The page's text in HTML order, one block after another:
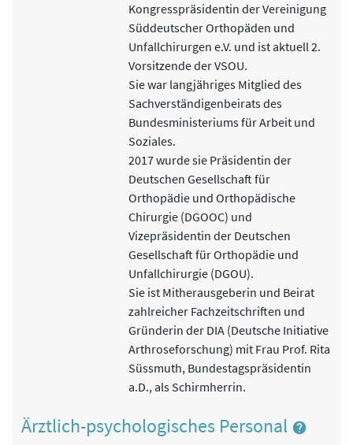
Kongresspräsidentin der Vereinigung
Süddeutscher Orthopäden und
Unfallchirurgen e.V. und ist aktuell 2.
Vorsitzende der VSOU.
Sie war langjähriges Mitglied des
Sachverständigenbeirats des
Bundesministeriums für Arbeit und
Soziales.
2017 wurde sie Präsidentin der
Deutschen Gesellschaft für
Orthopädie und Orthopädische
Chirurgie (DGOOC) und
Vizepräsidentin der Deutschen
Gesellschaft für Orthopädie und
Unfallchirurgie (DGOU).
Sie ist Mitherausgeberin und Beirat
zahlreicher Fachzeitschriften und
Gründerin der DIA (Deutsche Initiative
Arthroseforschung) mit Frau Prof. Rita
Süssmuth, Bundestagspräsidentin
a.D., als Schirmherrin.
Ärztlich-psychologisches Personal